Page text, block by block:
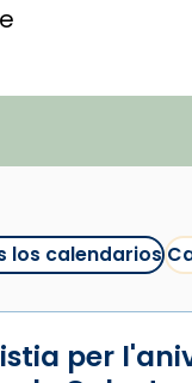
patir
testimoni al
los calendarios
per